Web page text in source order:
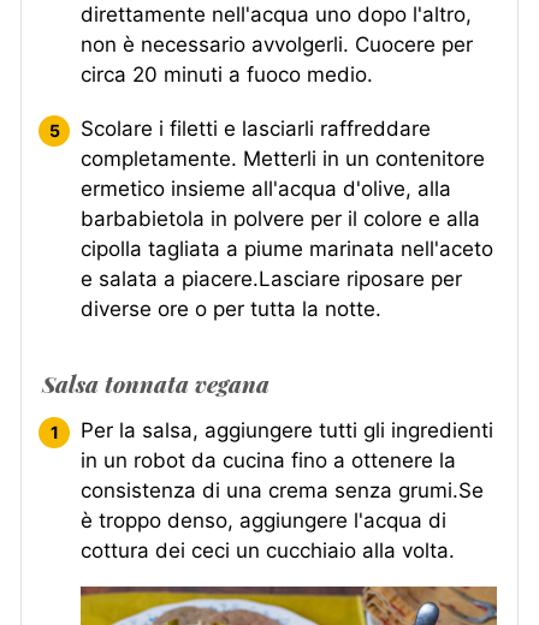
direttamente nell'acqua uno dopo l'altro,
non è necessario avvolgerli. Cuocere per
circa 20 minuti a fuoco medio.
Scolare i filetti e lasciarli raffreddare
completamente. Metterli in un contenitore
ermetico insieme all'acqua d'olive, alla
barbabietola in polvere per il colore e alla
cipolla tagliata a piume marinata nell'aceto
e salata a piacere.Lasciare riposare per
diverse ore o per tutta la notte.
Salsa tonnata vegana
Per la salsa, aggiungere tutti gli ingredienti
in un robot da cucina fino a ottenere la
consistenza di una crema senza grumi.Se
è troppo denso, aggiungere l'acqua di
cottura dei ceci un cucchiaio alla volta.